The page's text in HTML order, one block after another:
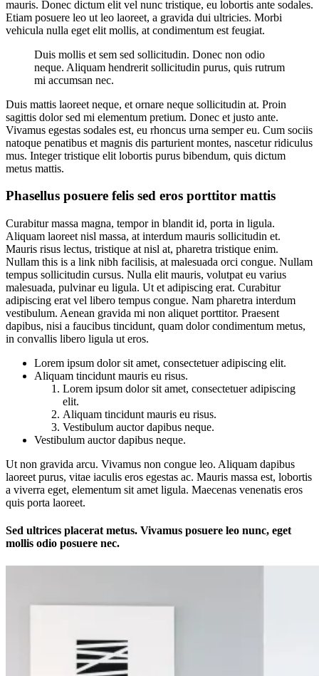
mauris. Donec dictum elit vel nunc tristique, eu lobortis ante sodales.
Etiam posuere leo ut leo laoreet, a gravida dui ultricies. Morbi
vehicula nulla eget elit mollis, at condimentum est feugiat.
Duis mollis et sem sed sollicitudin. Donec non odio
neque. Aliquam hendrerit sollicitudin purus, quis rutrum
mi accumsan nec.
Duis mattis laoreet neque, et ornare neque sollicitudin at. Proin
sagittis dolor sed mi elementum pretium. Donec et justo ante.
Vivamus egestas sodales est, eu rhoncus urna semper eu. Cum sociis
natoque penatibus et magnis dis parturient montes, nascetur ridiculus
mus. Integer tristique elit lobortis purus bibendum, quis dictum
metus mattis.
Phasellus posuere felis sed eros porttitor mattis
Curabitur massa magna, tempor in blandit id, porta in ligula.
Aliquam laoreet nisl massa, at interdum mauris sollicitudin et.
Mauris risus lectus, tristique at nisl at, pharetra tristique enim.
Nullam this is a link nibh facilisis, at malesuada orci congue. Nullam
tempus sollicitudin cursus. Nulla elit mauris, volutpat eu varius
malesuada, pulvinar eu ligula. Ut et adipiscing erat. Curabitur
adipiscing erat vel libero tempus congue. Nam pharetra interdum
vestibulum. Aenean gravida mi non aliquet porttitor. Praesent
dapibus, nisi a faucibus tincidunt, quam dolor condimentum metus,
in convallis libero ligula ut eros.
Lorem ipsum dolor sit amet, consectetuer adipiscing elit.
Aliquam tincidunt mauris eu risus.
Lorem ipsum dolor sit amet, consectetuer adipiscing
elit.
Aliquam tincidunt mauris eu risus.
Vestibulum auctor dapibus neque.
Vestibulum auctor dapibus neque.
Ut non gravida arcu. Vivamus non congue leo. Aliquam dapibus
laoreet purus, vitae iaculis eros egestas ac. Mauris massa est, lobortis
a viverra eget, elementum sit amet ligula. Maecenas venenatis eros
quis porta laoreet.
Sed ultrices placerat metus. Vivamus posuere leo nunc, eget
mollis odio posuere nec.